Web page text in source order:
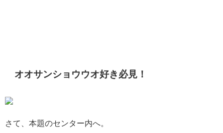
オオサンショウウオ好き必見！
さて、本題のセンター内へ。